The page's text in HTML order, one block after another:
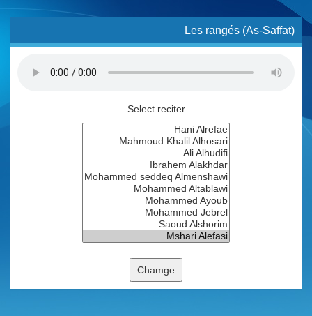
Les rangés (As-Saffat)
Select reciter